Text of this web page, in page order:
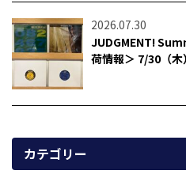
2026.07.30
JUDGMENT!
荷情報＞ 7/30（
カテゴリー